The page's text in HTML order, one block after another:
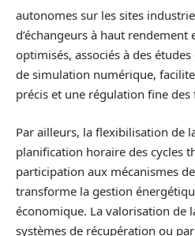
autonomes sur les sites
d’échangeurs à haut
optimisés, associés à des
de simulation numérique,
précis et une régulation fine des
Par ailleurs, la flexibilisation de
planification horaire des cycles
participation aux mécanismes
transforme la gestion
économique. La valorisation de
systèmes de récupération ou